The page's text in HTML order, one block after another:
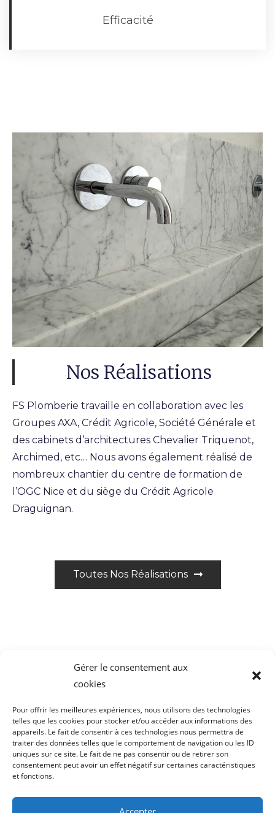
Gérer le consentement aux
cookies
Pour offrir les meilleures expériences, nous utilisons des technologies
telles que les cookies pour stocker et/ou accéder aux informations des
appareils. Le fait de consentir à ces technologies nous permettra de
traiter des données telles que le comportement de navigation ou les ID
uniques sur ce site. Le fait de ne pas consentir ou de retirer son
consentement peut avoir un effet négatif sur certaines caractéristiques
et fonctions.
Efficacité
Nos Réalisations
FS Plomberie travaille en collaboration avec les
Groupes AXA, Crédit Agricole, Société Générale et
des cabinets d’architectures Chevalier Triquenot,
Archimed, etc… Nous avons également réalisé de
nombreux chantier du centre de formation de
l’OGC Nice et du siège du Crédit Agricole
Draguignan.
Toutes Nos Réalisations
FAQ Social Mentions Légales